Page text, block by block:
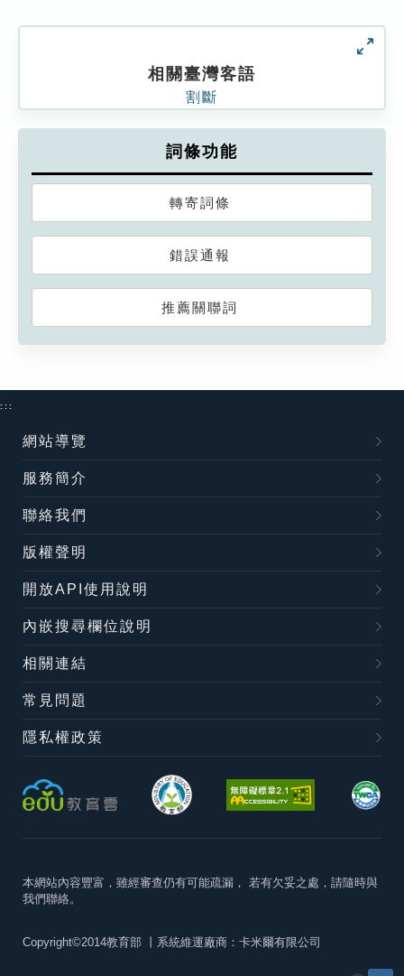
相關臺灣客語
割斷
詞條功能
轉寄詞條
錯誤通報
推薦關聯詞
:::
網站導覽
服務簡介
聯絡我們
版權聲明
開放API使用說明
內嵌搜尋欄位說明
相關連結
常見問題
隱私權政策
本網站內容豐富，雖經審查仍有可能疏漏， 若有欠妥之處，請隨時與
我們聯絡。
Copyright©2014教育部 丨系統維運廠商：卡米爾有限公司